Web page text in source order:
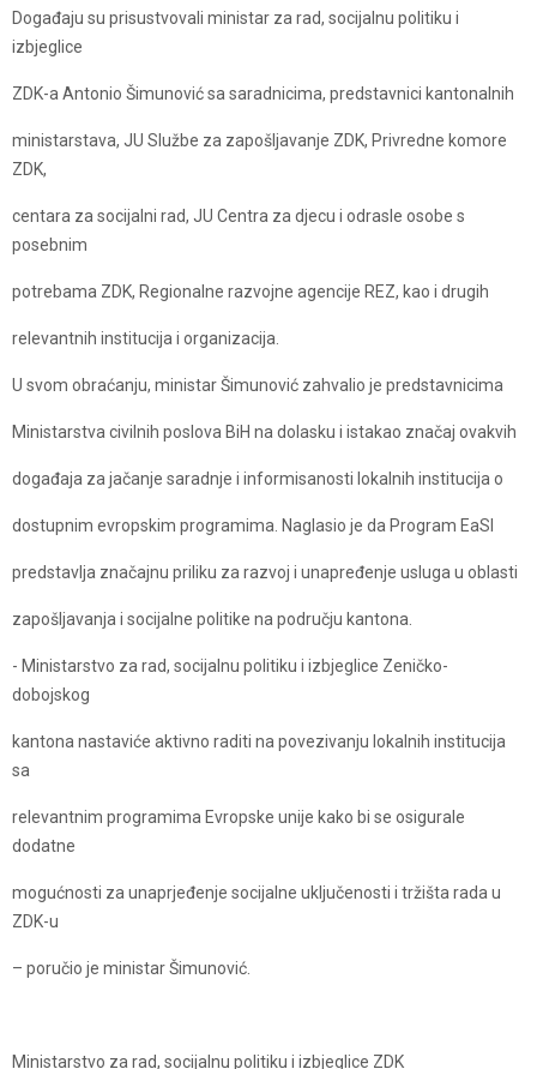
Događaju su prisustvovali ministar za rad, socijalnu politiku i
izbjeglice
ZDK-a Antonio Šimunović sa saradnicima, predstavnici kantonalnih
ministarstava, JU Službe za zapošljavanje ZDK, Privredne komore
ZDK,
centara za socijalni rad, JU Centra za djecu i odrasle osobe s
posebnim
potrebama ZDK, Regionalne razvojne agencije REZ, kao i drugih
relevantnih institucija i organizacija.
U svom obraćanju, ministar Šimunović zahvalio je predstavnicima
Ministarstva civilnih poslova BiH na dolasku i istakao značaj ovakvih
događaja za jačanje saradnje i informisanosti lokalnih institucija o
dostupnim evropskim programima. Naglasio je da Program EaSI
predstavlja značajnu priliku za razvoj i unapređenje usluga u oblasti
zapošljavanja i socijalne politike na području kantona.
- Ministarstvo za rad, socijalnu politiku i izbjeglice Zeničko-
dobojskog
kantona nastaviće aktivno raditi na povezivanju lokalnih institucija
sa
relevantnim programima Evropske unije kako bi se osigurale
dodatne
mogućnosti za unaprjeđenje socijalne uključenosti i tržišta rada u
ZDK-u
– poručio je ministar Šimunović.
Ministarstvo za rad, socijalnu politiku i izbjeglice ZDK